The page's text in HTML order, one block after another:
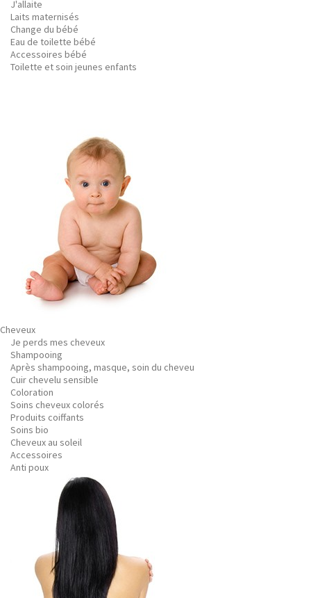
J'allaite
Laits maternisés
Change du bébé
Eau de toilette bébé
Accessoires bébé
Toilette et soin jeunes enfants
Cheveux
Je perds mes cheveux
Shampooing
Après shampooing, masque, soin du cheveu
Cuir chevelu sensible
Coloration
Soins cheveux colorés
Produits coiffants
Soins bio
Cheveux au soleil
Accessoires
Anti poux